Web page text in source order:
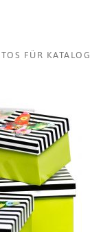
FÜR KATALOG